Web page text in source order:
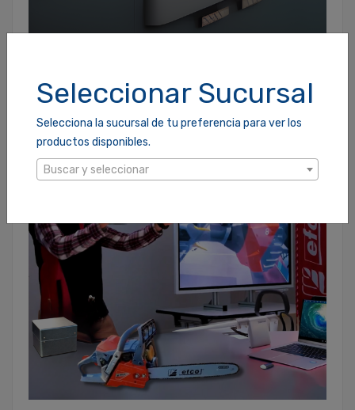
Seleccionar Sucursal
Selecciona la sucursal de tu preferencia para ver los
productos disponibles.
Buscar y seleccionar